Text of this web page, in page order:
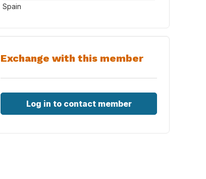
Spain
Exchange with this member
Log in to contact member